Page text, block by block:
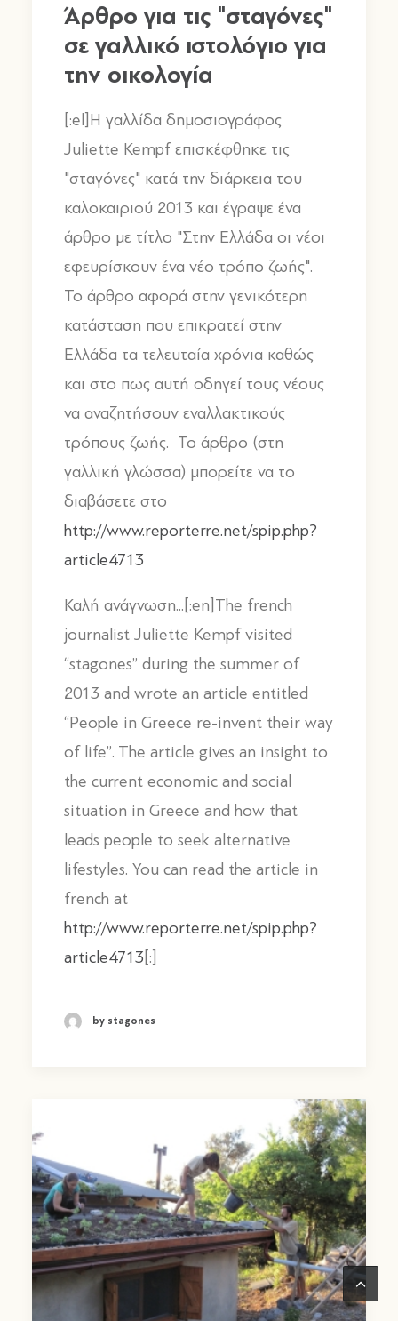
Άρθρο για τις "σταγόνες"
σε γαλλικό ιστολόγιο για
την οικολογία
[:el]Η γαλλίδα δημοσιογράφος
Juliette Kempf επισκέφθηκε τις
"σταγόνες" κατά την διάρκεια του
καλοκαιριού 2013 και έγραψε ένα
άρθρο με τίτλο "Στην Ελλάδα οι νέοι
εφευρίσκουν ένα νέο τρόπο ζωής".
Το άρθρο αφορά στην γενικότερη
κατάσταση που επικρατεί στην
Ελλάδα τα τελευταία χρόνια καθώς
και στο πως αυτή οδηγεί τους νέους
να αναζητήσουν εναλλακτικούς
τρόπους ζωής. Το άρθρο (στη
γαλλική γλώσσα) μπορείτε να το
διαβάσετε στο
http://www.reporterre.net/spip.php?
article4713
Καλή ανάγνωση...[:en]The french
journalist Juliette Kempf visited
“stagones” during the summer of
2013 and wrote an article entitled
“People in Greece re-invent their way
of life”. The article gives an insight to
the current economic and social
situation in Greece and how that
leads people to seek alternative
lifestyles. You can read the article in
french at
http://www.reporterre.net/spip.php?
article4713[:]
by stagones